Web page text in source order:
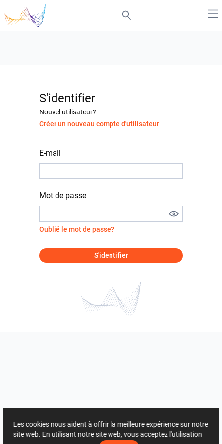
S'identifier
Nouvel utilisateur?
Créer un nouveau compte d'utilisateur
E-mail
Mot de passe
Oublié le mot de passe?
S'identifier
Les cookies nous aident à offrir la meilleure expérience sur notre
site web. En utilisant notre site web, vous acceptez l'utilisation